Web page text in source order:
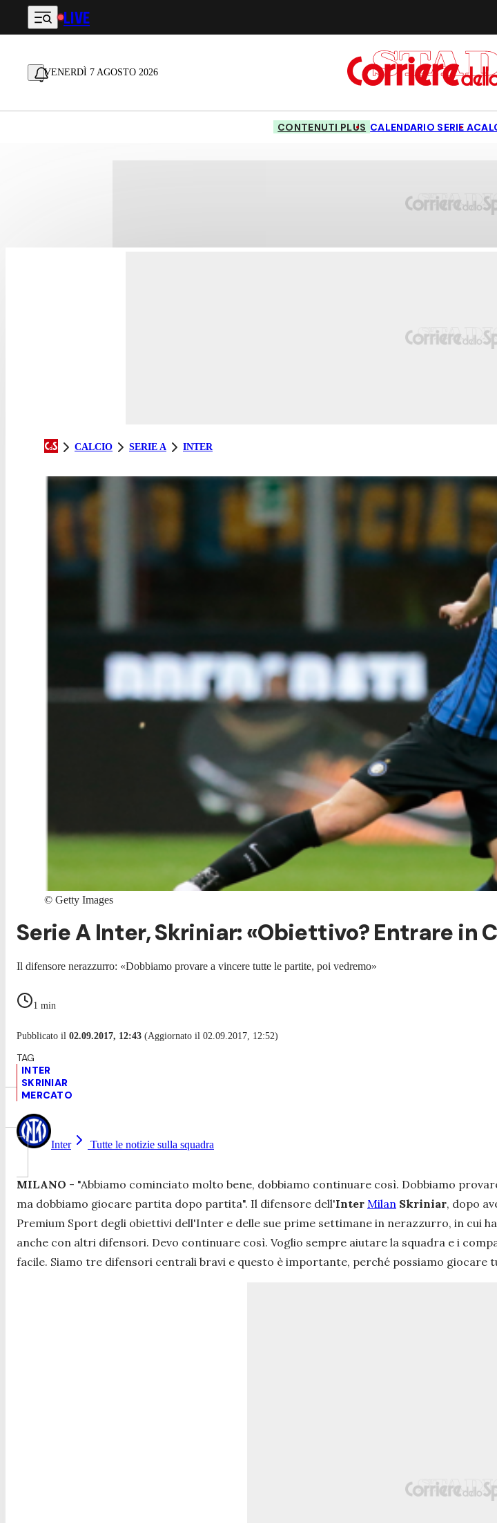
Vai al contenuto principale
LIVE
VENERDÌ 7 AGOSTO 2026
CONTENUTI PLUS CALENDARIO SERIE A
CALCIO SERIE A INTER
© Getty Images
Serie A Inter, Skriniar: «Obiettivo? Entrare in
Il difensore nerazzurro: «Dobbiamo provare a vincere tutte le partite, poi vedremo»
1 min
Pubblicato il 02.09.2017, 12:43 (Aggiornato il 02.09.2017, 12:52)
INTER
SKRINIAR
MERCATO
Inter Tutte le notizie sulla squadra
MILANO - "Abbiamo cominciato molto bene, dobbiamo continuare così. Dobbiamo
ma dobbiamo giocare partita dopo partita". Il difensore dell'Inter Milan Skriniar, dopo
Premium Sport degli obiettivi dell'Inter e delle sue prime settimane in nerazzurro, in cui
anche con altri difensori. Devo continuare così. Voglio sempre aiutare la squadra e i
facile. Siamo tre difensori centrali bravi e questo è importante, perché possiamo giocare